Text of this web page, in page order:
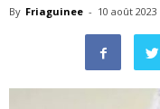
By Friaguinee - 10 août 2023